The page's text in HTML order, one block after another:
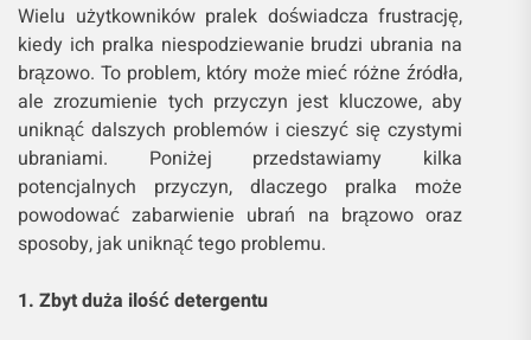
Wielu użytkowników pralek doświadcza frustrację,
kiedy ich pralka niespodziewanie brudzi ubrania na
brązowo. To problem, który może mieć różne źródła,
ale zrozumienie tych przyczyn jest kluczowe, aby
uniknąć dalszych problemów i cieszyć się czystymi
ubraniami. Poniżej przedstawiamy kilka
potencjalnych przyczyn, dlaczego pralka może
powodować zabarwienie ubrań na brązowo oraz
sposoby, jak uniknąć tego problemu.
1. Zbyt duża ilość detergentu